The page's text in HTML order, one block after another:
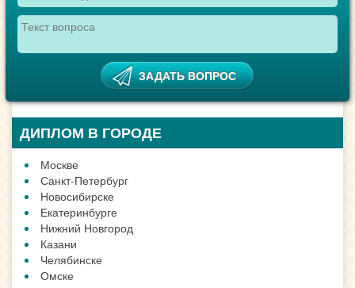
ДИПЛОМ В ГОРОДЕ
Москве
Санкт-Петербург
Новосибирске
Екатеринбурге
Нижний Новгород
Казани
Челябинске
Омске